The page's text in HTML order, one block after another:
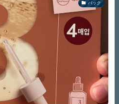
パック